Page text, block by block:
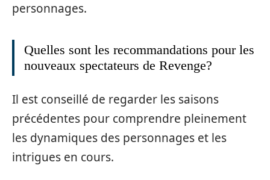
personnages.
Quelles sont les recommandations pour les
nouveaux spectateurs de Revenge?
Il est conseillé de regarder les saisons
précédentes pour comprendre pleinement
les dynamiques des personnages et les
intrigues en cours.